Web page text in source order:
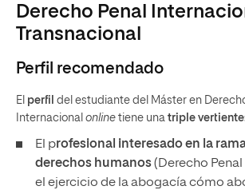
Derecho Penal
Transnacional
Perfil recomendado
El perfil del estudiante del Máster en
Internacional online tiene una triple
El profesional interesado en la
derechos humanos(Derecho
el ejercicio de la abogacía cómo